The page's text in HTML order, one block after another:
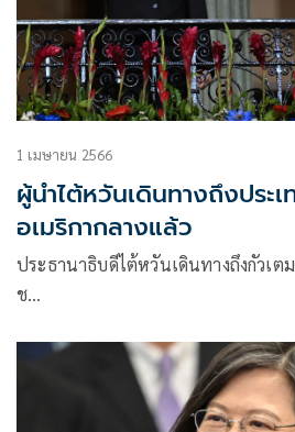
1 เมษายน 2566
ผู้นำไต้หวันเดินทางถึงประ
อเมริกากลางแล้ว
ประธานาธิบดีไต้หวันเดินทางถึงกัวเต
ช…